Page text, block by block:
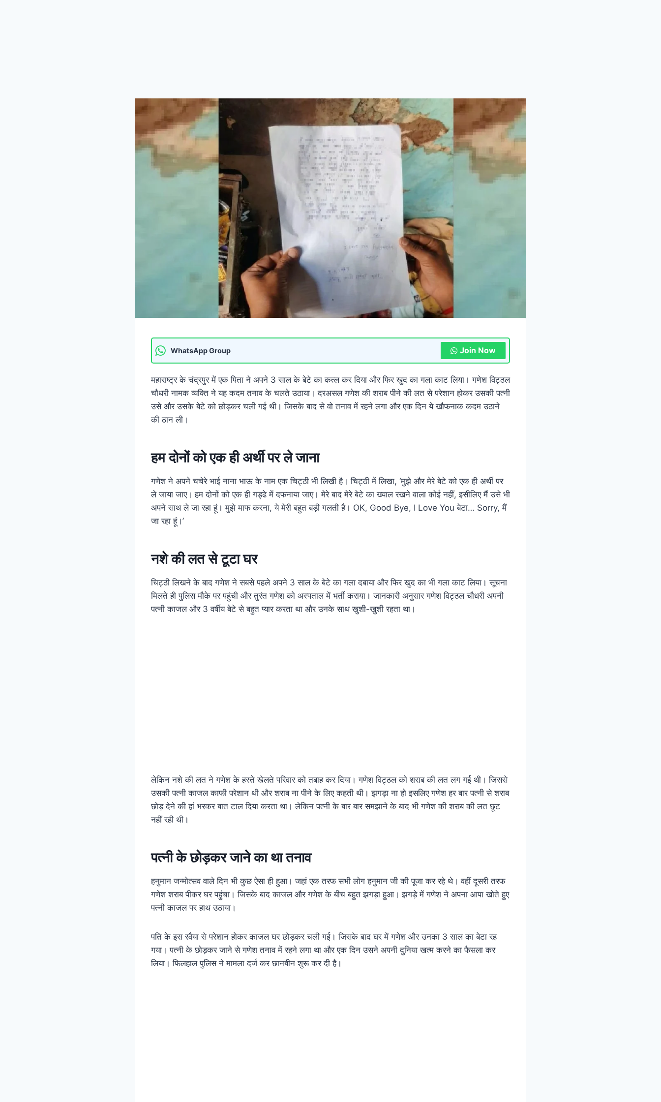
WhatsApp Group Join Now
महाराष्ट्र के चंद्रपुर में एक पिता ने अपने 3 साल के बेटे का कत्ल कर दिया और फिर खुद का गला काट लिया। गणेश विट्ठल
चौधरी नामक व्यक्ति ने यह कदम तनाव के चलते उठाया। दरअसल गणेश की शराब पीने की लत से परेशान होकर उसकी पत्नी
उसे और उसके बेटे को छोड़कर चली गई थी। जिसके बाद से वो तनाव में रहने लगा और एक दिन ये खौफनाक कदम उठाने
की ठान ली।
हम दोनों को एक ही अर्थी पर ले जाना
गणेश ने अपने चचेरे भाई नाना भाऊ के नाम एक चिट्ठी भी लिखी है। चिट्ठी में लिखा, ‘मुझे और मेरे बेटे को एक ही अर्थी पर
ले जाया जाए। हम दोनों को एक ही गड्ढे में दफनाया जाए। मेरे बाद मेरे बेटे का ख्याल रखने वाला कोई नहीं, इसीलिए मैं उसे भी
अपने साथ ले जा रहा हूं। मुझे माफ करना, ये मेरी बहुत बड़ी गलती है। OK, Good Bye, I Love You बेटा… Sorry, मैं
जा रहा हूं।’
नशे की लत से टूटा घर
चिट्ठी लिखने के बाद गणेश ने सबसे पहले अपने 3 साल के बेटे का गला दबाया और फिर खुद का भी गला काट लिया। सूचना
मिलते ही पुलिस मौके पर पहुंची और तुरंत गणेश को अस्पताल में भर्ती कराया। जानकारी अनुसार गणेश विट्ठल चौधरी अपनी
पत्नी काजल और 3 वर्षीय बेटे से बहुत प्यार करता था और उनके साथ खुशी-खुशी रहता था।
लेकिन नशे की लत ने गणेश के हस्ते खेलते परिवार को तबाह कर दिया। गणेश विट्ठल को शराब की लत लग गई थी। जिससे
उसकी पत्नी काजल काफी परेशान थी और शराब ना पीने के लिए कहती थी। झगड़ा ना हो इसलिए गणेश हर बार पत्नी से शराब
छोड़ देने की हां भरकर बात टाल दिया करता था। लेकिन पत्नी के बार बार समझाने के बाद भी गणेश की शराब की लत छूट
नहीं रही थी।
पत्नी के छोड़कर जाने का था तनाव
हनुमान जन्मोत्सव वाले दिन भी कुछ ऐसा ही हुआ। जहां एक तरफ सभी लोग हनुमान जी की पूजा कर रहे थे। वहीं दूसरी तरफ
गणेश शराब पीकर घर पहुंचा। जिसके बाद काजल और गणेश के बीच बहुत झगड़ा हुआ। झगड़े में गणेश ने अपना आपा खोते हुए
पत्नी काजल पर हाथ उठाया।
पति के इस रवैया से परेशान होकर काजल घर छोड़कर चली गई। जिसके बाद घर में गणेश और उनका 3 साल का बेटा रह
गया। पत्नी के छोड़कर जाने से गणेश तनाव में रहने लगा था और एक दिन उसने अपनी दुनिया खत्म करने का फैसला कर
लिया। फिलहाल पुलिस ने मामला दर्ज कर छानबीन शुरू कर दी है।